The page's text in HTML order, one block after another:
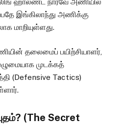
இங்கிலாந்து அணிக்கு
மாறியுள்ளது.
தலைமைப் பயிற்சியாளர்,
முடக்கத்
(Defensive Tactics)
(The Secret